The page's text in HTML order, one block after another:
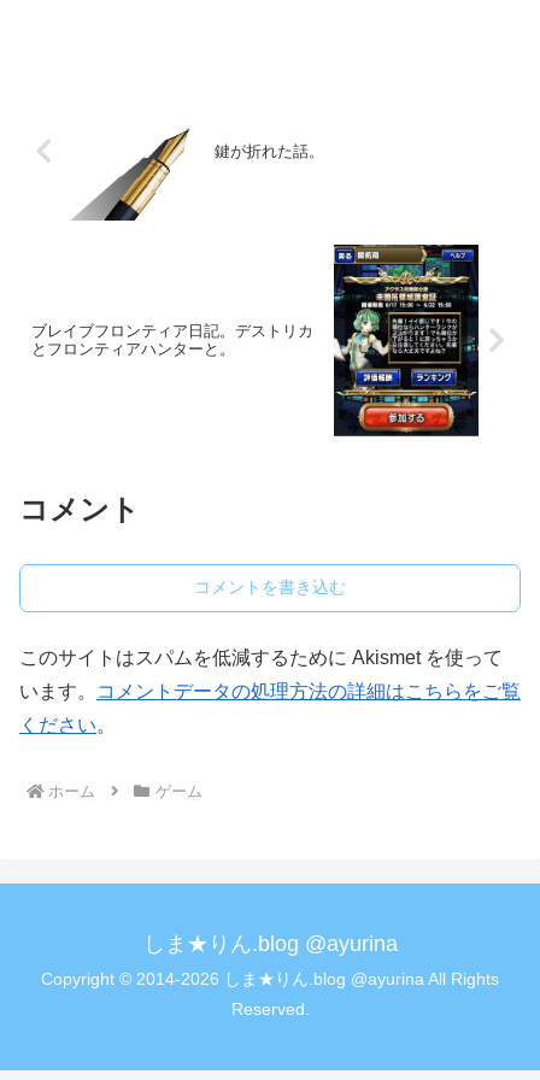
鍵が折れた話。
ブレイブフロンティア日記。デストリカ
とフロンティアハンターと。
コメント
コメントを書き込む
このサイトはスパムを低減するために Akismet を使って
います。
コメントデータの処理方法の詳細はこちらをご覧
ください。
ホーム ゲーム
しま★りん.blog @ayurina
Copyright © 2014-2026 しま★りん.blog @ayurina All Rights
Reserved.